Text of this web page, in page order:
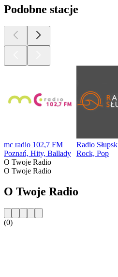
Podobne stacje
mc radio 102,7 FM
Poznań, Hity, Ballady
Radio Słupsk
Rock, Pop
O Twoje Radio
O Twoje Radio
O Twoje Radio
(0)